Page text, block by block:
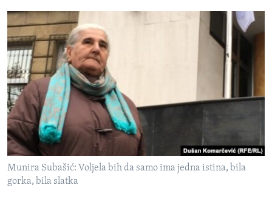
Munira Subašić: Voljela bih da samo ima jedna istina, bila
gorka, bila slatka